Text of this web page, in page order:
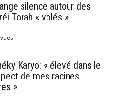
silence autour des
Torah « volés »
Karyo: « élevé dans le
de mes racines
»